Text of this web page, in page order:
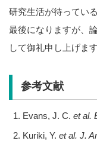
研究生活が待ってい
最後になりますが、
して御礼申し上げます
参考文献
Evans, J. C. et al.
Kuriki, Y. et al. J.